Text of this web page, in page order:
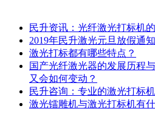
民升资讯：光纤激光打标机
2019年民升激光元旦放假通知
激光打标都有哪些特点？
国产光纤激光器的发展历程
又会如何变动？
民升咨询：专业的激光打标
激光镭雕机与激光打标机有